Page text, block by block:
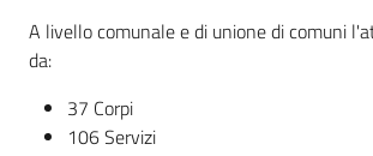
Piani Programmi
Progetti
A livello comunale e di unione di comuni
da:
37 Corpi
106 Servizi